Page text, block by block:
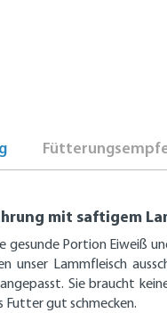
mit saftigem
gesunde Portion Eiweiß
unser Lammfleisch
Sie braucht
Futter gut schmecken.